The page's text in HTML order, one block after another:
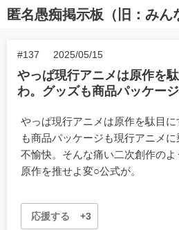
匿名愚痴掲示板（旧：みん
#137 2025/05/15
やっぱ現行アニメは原作を
わ。グッズも商品パッケー
やっぱ現行アニメは原作を駄目
も商品パッケージも現行アニメ
不愉快。そんな痛い二次創作の
原作を推せよ変○公式が。
応援する +3